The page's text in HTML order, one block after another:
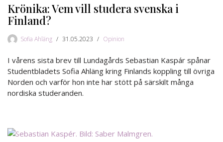
Krönika: Vem vill studera svenska i
Finland?
Sofia Ahläng 31.05.2023 Opinion
I vårens sista brev till Lundagårds Sebastian Kaspár spånar
Studentbladets Sofia Ahläng kring Finlands koppling till övriga
Norden och varför hon inte har stött på särskilt många
nordiska studeranden.